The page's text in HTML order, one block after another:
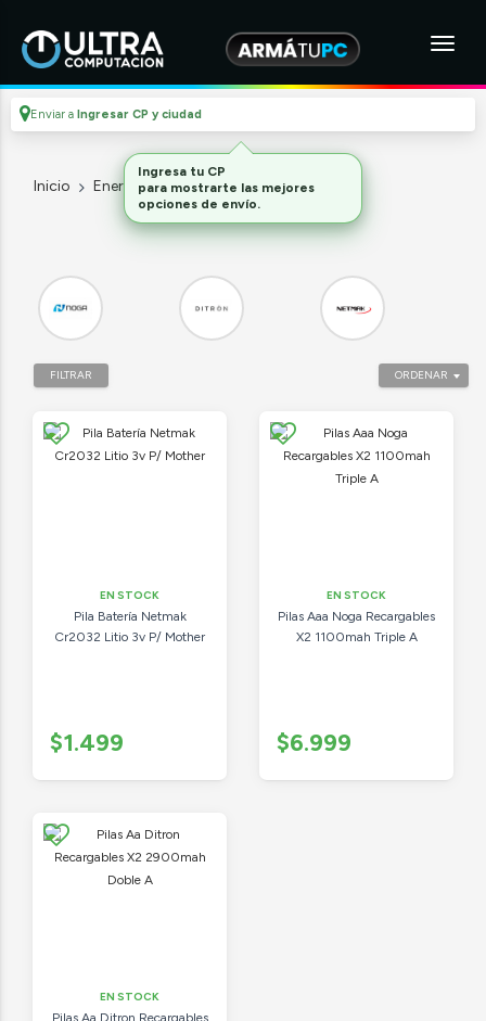
Enviar a Ingresar CP y ciudad
Inicio Energia Y Hogar Pilas
ORDENAR
FILTRAR
EN STOCK
Pila Batería Netmak
Cr2032 Litio 3v P/ Mother
$1.499
EN STOCK
Pilas Aaa Noga Recargables
X2 1100mah Triple A
$6.999
EN STOCK
Pilas Aa Ditron Recargables
Ingresa tu CP
para mostrarte las mejores
opciones de envío.